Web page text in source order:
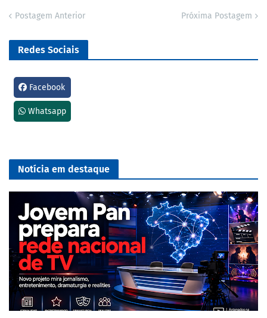
Postagem Anterior Próxima Postagem
Redes Sociais
Facebook
Whatsapp
Notícia em destaque